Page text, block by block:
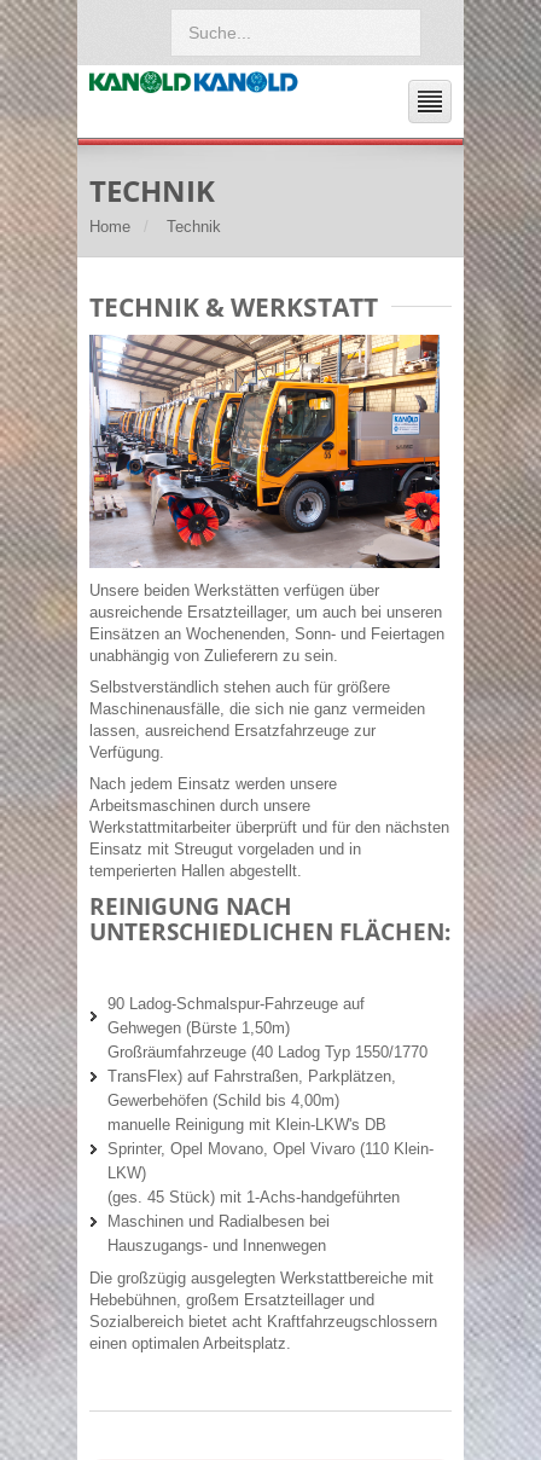
TECHNIK
Home Technik
TECHNIK & WERKSTATT
Unsere beiden Werkstätten verfügen über
ausreichende Ersatzteillager, um auch bei unseren
Einsätzen an Wochenenden, Sonn- und Feiertagen
unabhängig von Zulieferern zu sein.
Selbstverständlich stehen auch für größere
Maschinenausfälle, die sich nie ganz vermeiden
lassen, ausreichend Ersatzfahrzeuge zur
Verfügung.
Nach jedem Einsatz werden unsere
Arbeitsmaschinen durch unsere
Werkstattmitarbeiter überprüft und für den nächsten
Einsatz mit Streugut vorgeladen und in
temperierten Hallen abgestellt.
REINIGUNG NACH
UNTERSCHIEDLICHEN FLÄCHEN:
90 Ladog-Schmalspur-Fahrzeuge auf
Gehwegen (Bürste 1,50m)
Großräumfahrzeuge (40 Ladog Typ 1550/1770
TransFlex) auf Fahrstraßen, Parkplätzen,
Gewerbehöfen (Schild bis 4,00m)
manuelle Reinigung mit Klein-LKW's DB
Sprinter, Opel Movano, Opel Vivaro (110 Klein-
LKW)
(ges. 45 Stück) mit 1-Achs-handgeführten
Maschinen und Radialbesen bei
Hauszugangs- und Innenwegen
Die großzügig ausgelegten Werkstattbereiche mit
Hebebühnen, großem Ersatzteillager und
Sozialbereich bietet acht Kraftfahrzeugschlossern
einen optimalen Arbeitsplatz.